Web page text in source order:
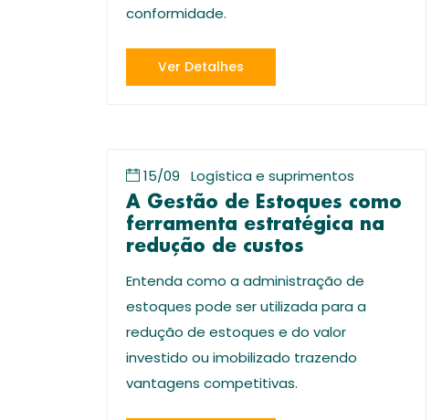
conformidade.
Ver Detalhes
15/09 Logística e suprimentos
A Gestão de Estoques como
ferramenta estratégica na
redução de custos
Entenda como a administração de
estoques pode ser utilizada para a
redução de estoques e do valor
investido ou imobilizado trazendo
vantagens competitivas.